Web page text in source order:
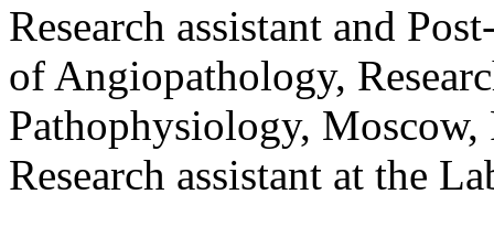
Research assistant and
of Angiopathology,
Pathophysiology, Moscow,
Research assistant at the